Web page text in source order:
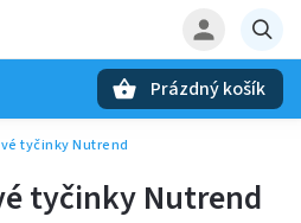
Prázdný košík
tyčinky Nutrend
tyčinky Nutrend